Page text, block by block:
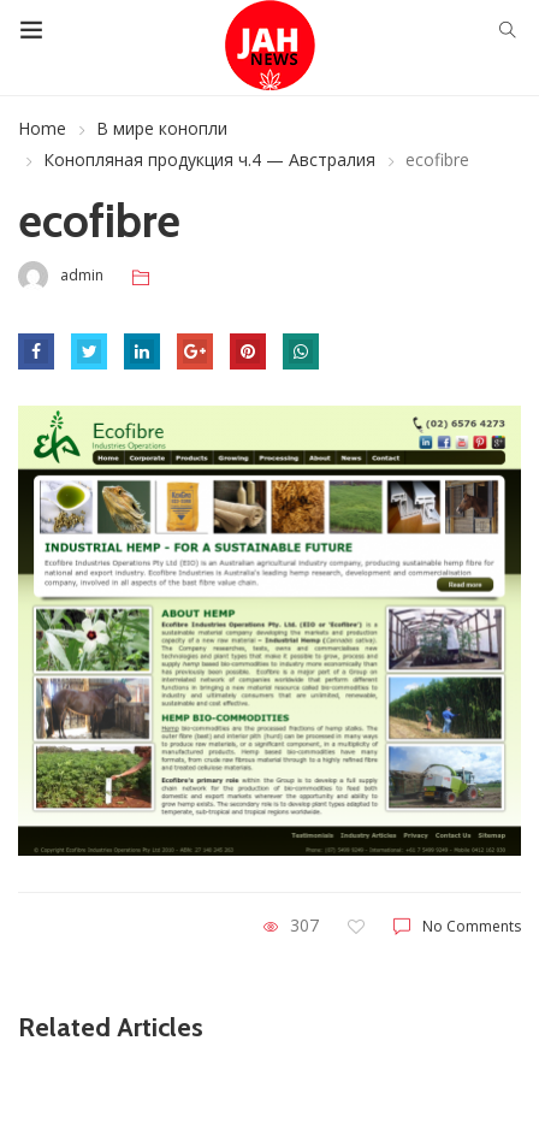
Home
В мире конопли
Конопляная продукция ч.4 — Австралия
ecofibre
ecofibre
admin
307 No Comments
Related Articles